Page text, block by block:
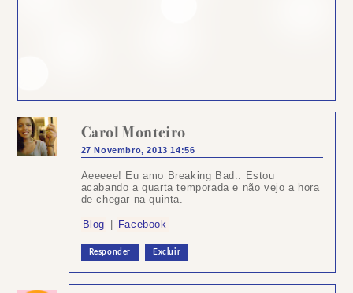
Carol Monteiro
27 Novembro, 2013 14:56
Aeeeee! Eu amo Breaking Bad.. Estou
acabando a quarta temporada e não vejo a hora
de chegar na quinta.
Blog | Facebook
Responder Excluir